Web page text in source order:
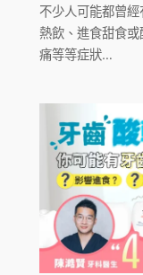
不少人可能都曾
熱飲、進食甜食或
痛等等症狀…